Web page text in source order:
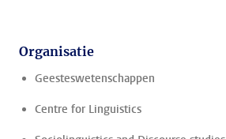
Organisatie
Geesteswetenschappen
Centre for Linguistics